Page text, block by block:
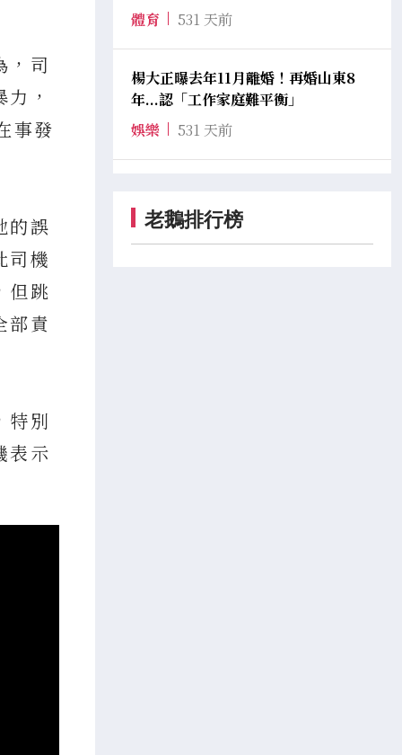
，司
，
事發
的誤
司機
但跳
部責
特別
表示
體育
531 天前
楊大正曝去年11月離婚！再婚山東8
年...認「工作家庭難平衡」
娛樂
531 天前
老鵝排行榜